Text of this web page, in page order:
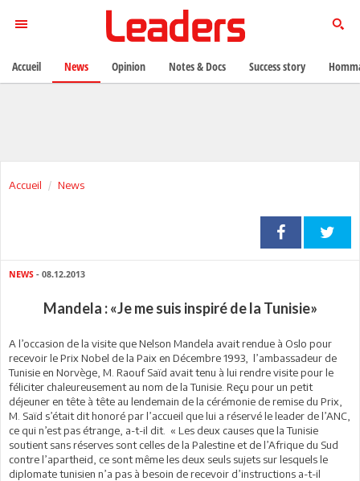
Accueil News
NEWS - 08.12.2013
Mandela : «Je me suis inspiré de la Tunisie»
A l’occasion de la visite que Nelson Mandela avait rendue à Oslo pour
recevoir le Prix Nobel de la Paix en Décembre 1993, l’ambassadeur de
Tunisie en Norvège, M. Raouf Saïd avait tenu à lui rendre visite pour le
féliciter chaleureusement au nom de la Tunisie. Reçu pour un petit
déjeuner en tête à tête au lendemain de la cérémonie de remise du Prix,
M. Saïd s’était dit honoré par l’accueil que lui a réservé le leader de l’ANC,
ce qui n’est pas étrange, a-t-il dit. « Les deux causes que la Tunisie
soutient sans réserves sont celles de la Palestine et de l’Afrique du Sud
contre l’apartheid, ce sont même les deux seuls sujets sur lesquels le
diplomate tunisien n’a pas à besoin de recevoir d’instructions a-t-il
Accueil News Opinion Notes & Docs Success story